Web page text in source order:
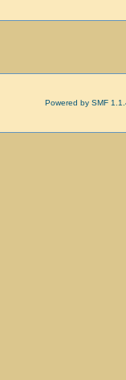
Powered by SMF